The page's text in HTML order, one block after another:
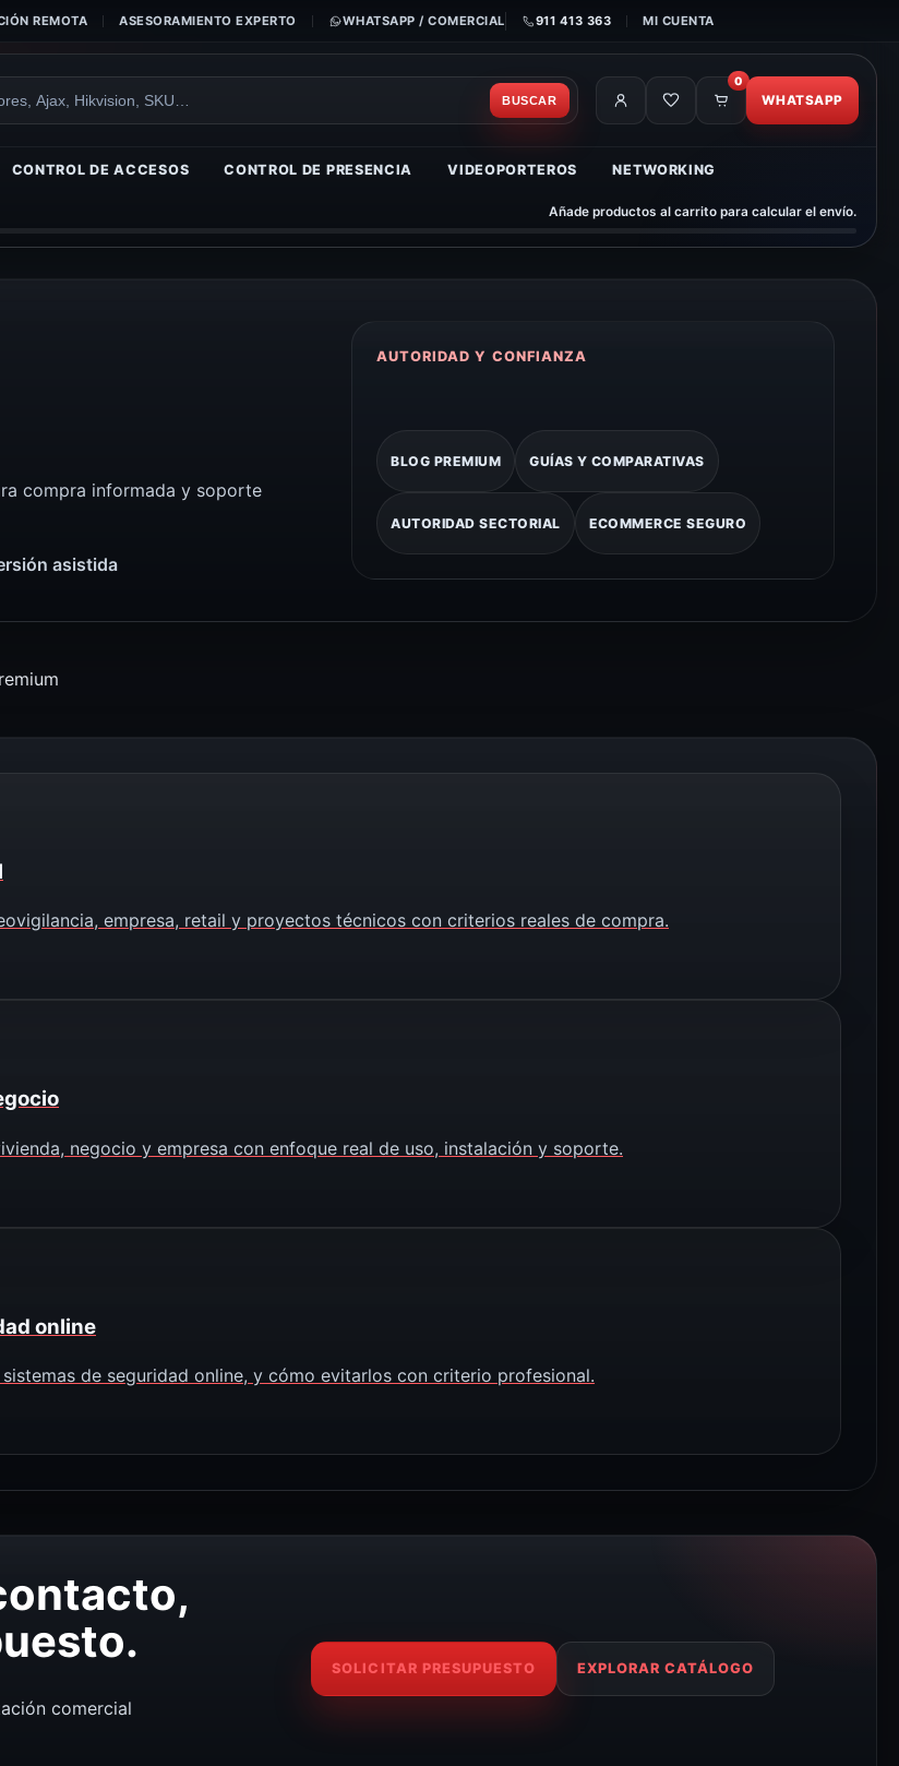
REMOTA ASESORAMIENTO EXPERTO WHATSAPP / COMERCIAL 911 413 363 MI CUENTA
BUSCAR
0
WHATSAPP
CONTROL DE ACCESOS CONTROL DE PRESENCIA VIDEOPORTEROS NETWORKING
Añade productos al carrito para calcular el envío.
compra informada y soporte
asistida
AUTORIDAD Y CONFIANZA
BLOG PREMIUM GUÍAS Y COMPARATIVAS
AUTORIDAD SECTORIAL ECOMMERCE SEGURO
empresa, retail y proyectos técnicos con criterios reales de compra.
negocio y empresa con enfoque real de uso, instalación y soporte.
online
de seguridad online, y cómo evitarlos con criterio profesional.
comercial
SOLICITAR PRESUPUESTO EXPLORAR CATÁLOGO